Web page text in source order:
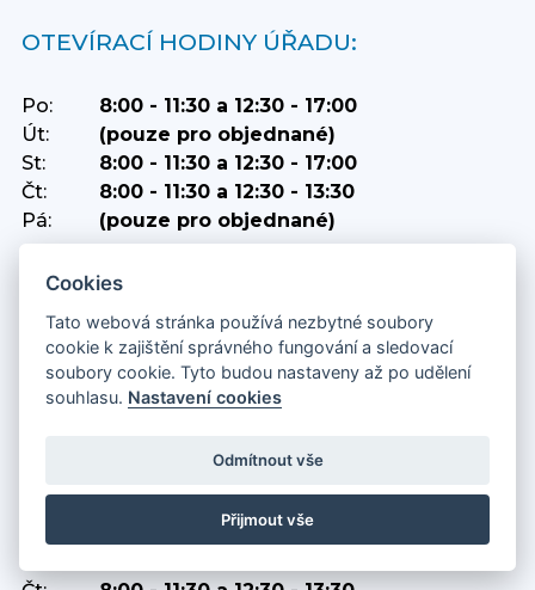
OTEVÍRACÍ HODINY ÚŘADU:
Po:
8:00 - 11:30 a 12:30 - 17:00
Út:
(pouze pro objednané)
St:
8:00 - 11:30 a 12:30 - 17:00
Čt:
8:00 - 11:30 a 12:30 - 13:30
Pá:
(pouze pro objednané)
PODATELNA
Po, st:
8:00 - 11:30 a 12:30 - 17:00
Út, čt, pá:
8:00 - 11:30 a 12:30 - 13:30
Po:
8:00 - 11:30 a 12:30 - 13:30
Cookies
Tato webová stránka používá nezbytné soubory
cookie k zajištění správného fungování a sledovací
soubory cookie. Tyto budou nastaveny až po udělení
souhlasu. Nastavení cookies
Odmítnout vše
Přijmout vše